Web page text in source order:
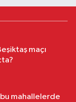
maçı
mahallelerde